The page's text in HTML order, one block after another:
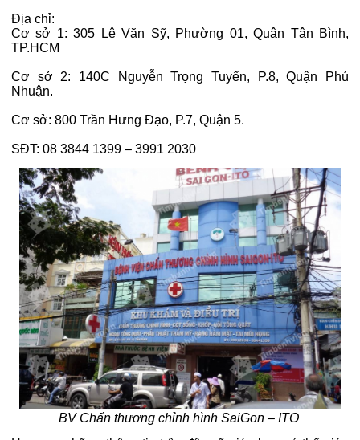
Địa chỉ:
Cơ sở 1: 305 Lê Văn Sỹ, Phường 01, Quận Tân Bình,
TP.HCM
Cơ sở 2: 140C Nguyễn Trọng Tuyển, P.8, Quận Phú
Nhuận.
Cơ sở: 800 Trần Hưng Đạo, P.7, Quận 5.
SĐT: 08 3844 1399 – 3991 2030
BV Chấn thương chỉnh hình SaiGon – ITO